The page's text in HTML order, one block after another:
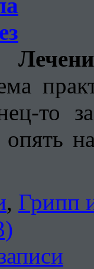
то
, Грипп